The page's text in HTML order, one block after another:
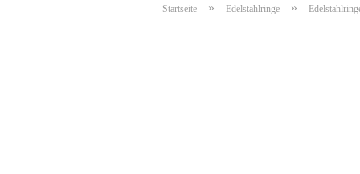
Startseite » Edelstahlringe »